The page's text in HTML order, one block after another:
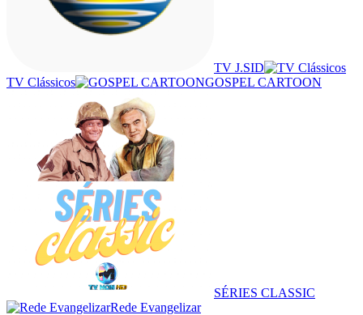
TV J.SID
TV Clássicos
GOSPEL CARTOON
SÉRIES CLASSIC
Rede Evangelizar